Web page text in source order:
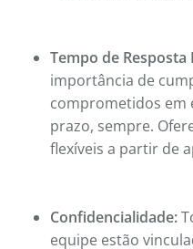
Tempo de Resposta
importância de
comprometidos em
prazo, sempre.
flexíveis a partir de
Confidencialidade:
equipe estão